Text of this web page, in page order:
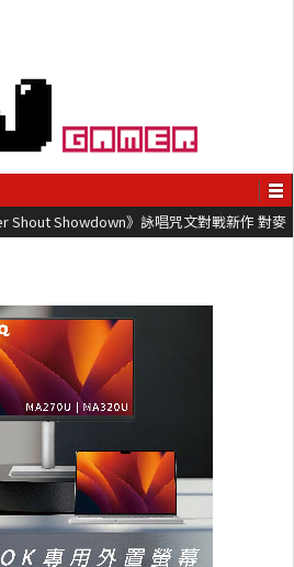
Shout Showdown》詠唱咒文對戰新作 對麥
長越強